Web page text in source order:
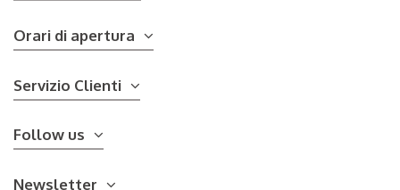
Orari di apertura
Servizio Clienti
Follow us
Newsletter